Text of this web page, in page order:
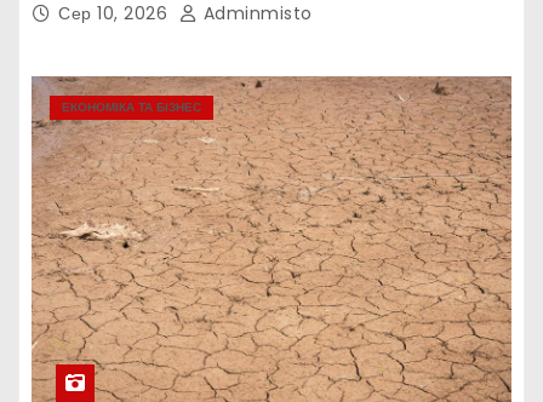
Сер 10, 2026 Adminmisto
ЕКОНОМІКА ТА БІЗНЕС